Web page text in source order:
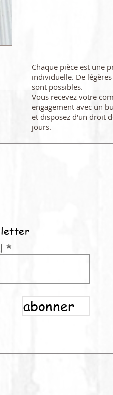
Chaque pièce est une
individuelle. De
sont possibles.
Vous recevez votre
engagement avec un
et disposez d'un droit
jours.
abonner